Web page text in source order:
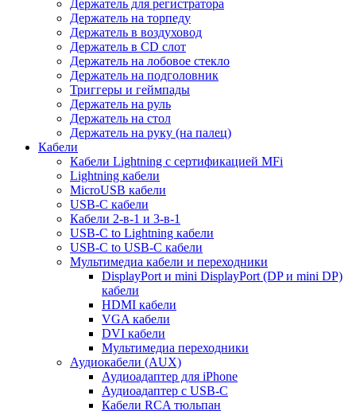
Держатель для регистратора
Держатель на торпеду
Держатель в воздуховод
Держатель в CD слот
Держатель на лобовое стекло
Держатель на подголовник
Триггеры и геймпады
Держатель на руль
Держатель на стол
Держатель на руку (на палец)
Кабели
Кабели Lightning с сертификацией MFi
Lightning кабели
MicroUSB кабели
USB-C кабели
Кабели 2-в-1 и 3-в-1
USB-C to Lightning кабели
USB-C to USB-C кабели
Мультимедиа кабели и переходники
DisplayPort и mini DisplayPort (DP и mini DP)
кабели
HDMI кабели
VGA кабели
DVI кабели
Мультимедиа переходники
Аудиокабели (AUX)
Аудиоадаптер для iPhone
Аудиоадаптер с USB-C
Кабели RCA тюльпан